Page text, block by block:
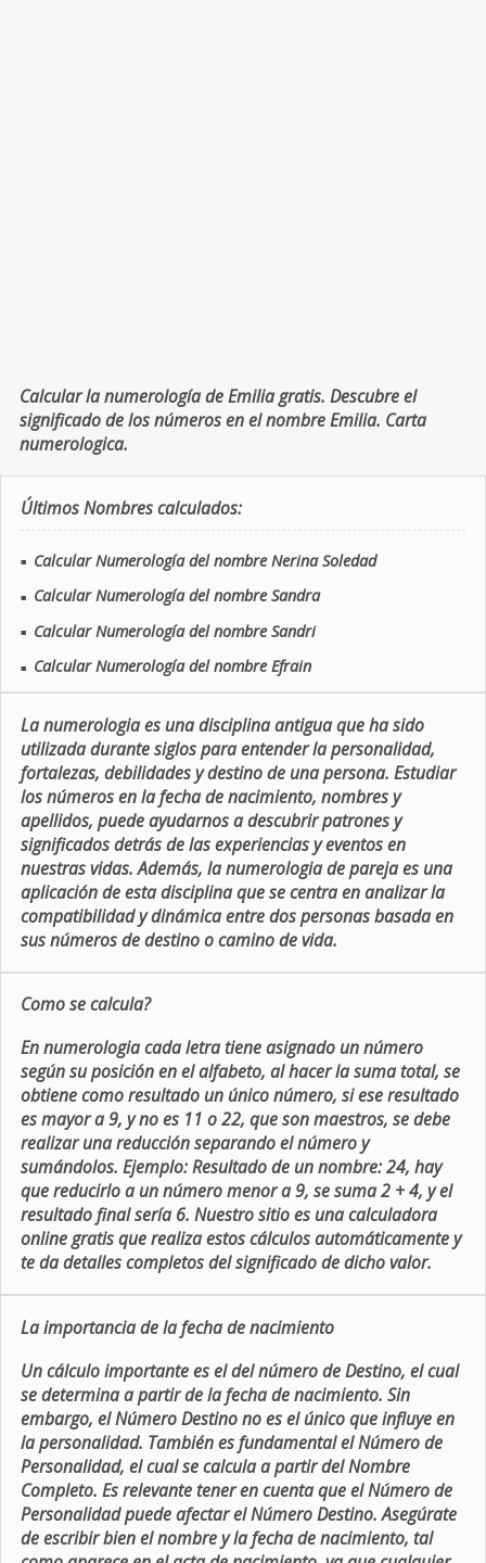
Calcular la numerología de Emilia gratis. Descubre el
significado de los números en el nombre Emilia. Carta
numerologica.
Últimos Nombres calculados:
■ Calcular Numerología del nombre Nerina Soledad
■ Calcular Numerología del nombre Sandra
■ Calcular Numerología del nombre Sandri
■ Calcular Numerología del nombre Efrain
La numerologia es una disciplina antigua que ha sido
utilizada durante siglos para entender la personalidad,
fortalezas, debilidades y destino de una persona. Estudiar
los números en la fecha de nacimiento, nombres y
apellidos, puede ayudarnos a descubrir patrones y
significados detrás de las experiencias y eventos en
nuestras vidas. Además, la numerologia de pareja es una
aplicación de esta disciplina que se centra en analizar la
compatibilidad y dinámica entre dos personas basada en
sus números de destino o camino de vida.
Como se calcula?
En numerologia cada letra tiene asignado un número
según su posición en el alfabeto, al hacer la suma total, se
obtiene como resultado un único número, si ese resultado
es mayor a 9, y no es 11 o 22, que son maestros, se debe
realizar una reducción separando el número y
sumándolos. Ejemplo: Resultado de un nombre: 24, hay
que reducirlo a un número menor a 9, se suma 2 + 4, y el
resultado final sería 6. Nuestro sitio es una calculadora
online gratis que realiza estos cálculos automáticamente y
te da detalles completos del significado de dicho valor.
La importancia de la fecha de nacimiento
Un cálculo importante es el del número de Destino, el cual
se determina a partir de la fecha de nacimiento. Sin
embargo, el Número Destino no es el único que influye en
la personalidad. También es fundamental el Número de
Personalidad, el cual se calcula a partir del Nombre
Completo. Es relevante tener en cuenta que el Número de
Personalidad puede afectar el Número Destino. Asegúrate
de escribir bien el nombre y la fecha de nacimiento, tal